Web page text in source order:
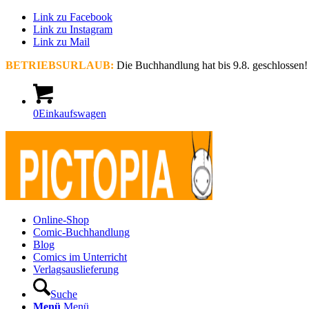
Link zu Facebook
Link zu Instagram
Link zu Mail
BETRIEBSURLAUB: Die Buchhandlung hat bis 9.8. geschlossen!
0Einkaufswagen
Online-Shop
Comic-Buchhandlung
Blog
Comics im Unterricht
Verlagsauslieferung
Suche
Menü Menü